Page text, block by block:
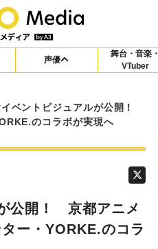
声優
舞台・音楽・
VTuber
ベントビジュアルが公開！
のコラボが実現へ
公開！ 京都アニメ
ー・YORKE.のコラ